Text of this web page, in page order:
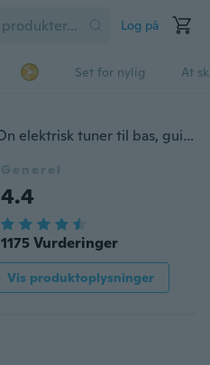
Log på
Set for nylig At
Digital kromatisk LCD Clip-On elektrisk tuner til bas, guitar, Ukulele, violin
Generel
4.4
1175 Vurderinger
Vis produktoplysninger